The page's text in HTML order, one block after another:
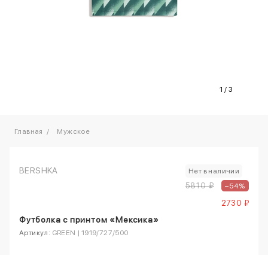
1 / 3
Главная Мужское
BERSHKA Нет в наличии
5810 ₽ –54%
2730 ₽
Футболка с принтом «Мексика»
Артикул: GREEN | 1919/727/500